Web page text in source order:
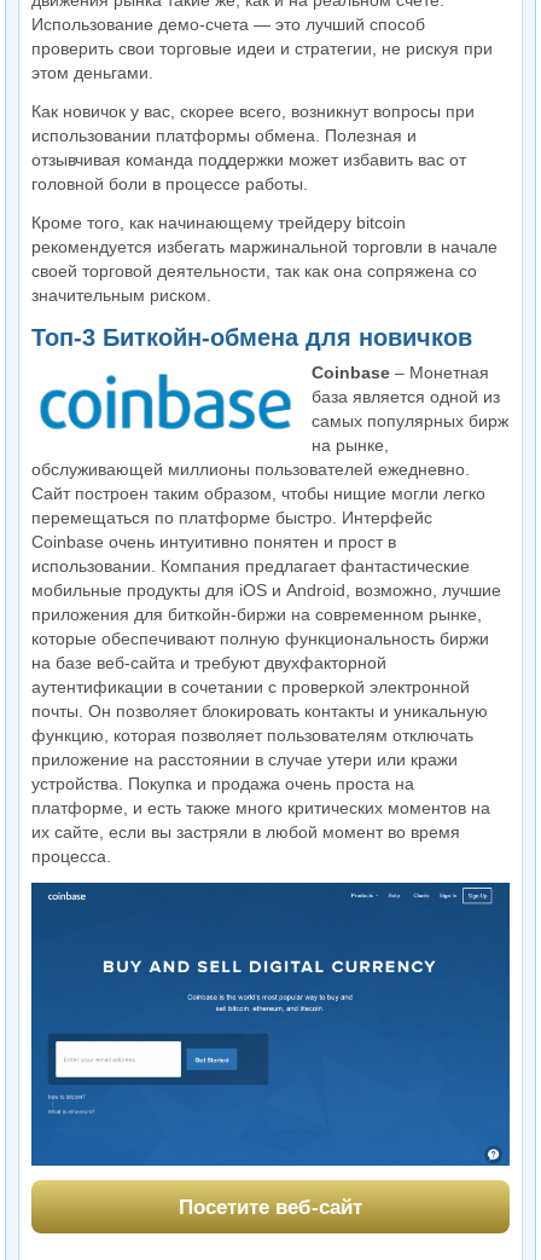
Использование демо-счета — это лучший способ
проверить свои торговые идеи и стратегии, не рискуя при
этом деньгами.
Как новичок у вас, скорее всего, возникнут вопросы при
использовании платформы обмена. Полезная и
отзывчивая команда поддержки может избавить вас от
головной боли в процессе работы.
Кроме того, как начинающему трейдеру bitcoin
рекомендуется избегать маржинальной торговли в начале
своей торговой деятельности, так как она сопряжена со
значительным риском.
Топ-3 Биткойн-обмена для новичков
Coinbase – Монетная
база является одной из
самых популярных бирж
на рынке,
обслуживающей миллионы пользователей ежедневно.
Сайт построен таким образом, чтобы нищие могли легко
перемещаться по платформе быстро. Интерфейс
Coinbase очень интуитивно понятен и прост в
использовании. Компания предлагает фантастические
мобильные продукты для iOS и Android, возможно, лучшие
приложения для биткойн-биржи на современном рынке,
которые обеспечивают полную функциональность биржи
на базе веб-сайта и требуют двухфакторной
аутентификации в сочетании с проверкой электронной
почты. Он позволяет блокировать контакты и уникальную
функцию, которая позволяет пользователям отключать
приложение на расстоянии в случае утери или кражи
устройства. Покупка и продажа очень проста на
платформе, и есть также много критических моментов на
их сайте, если вы застряли в любой момент во время
процесса.
Посетите веб-сайт